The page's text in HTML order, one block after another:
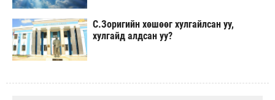
С.Зоригийн хөшөөг хулгайлсан уу,
хулгайд алдсан уу?